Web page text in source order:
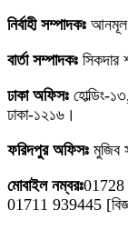
নির্বাহী সম্পাদকঃ
বার্তা সম্পাদকঃ
ঢাকা অফিসঃ হোল্ডিং-
ঢাকা-১২১৬।
ফরিদপুর অফিসঃ
মোবাইল নম্বরঃ01728
01711 939445